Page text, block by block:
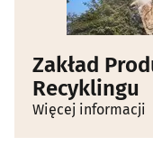
Zakład
Recyklingu
Więcej informacji